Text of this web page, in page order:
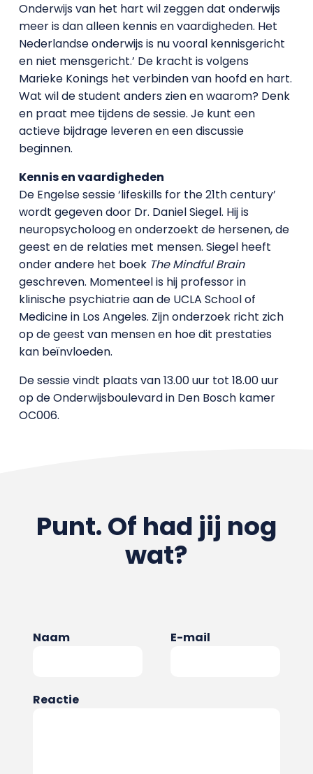
Onderwijs van het hart wil zeggen dat onderwijs
meer is dan alleen kennis en vaardigheden. Het
Nederlandse onderwijs is nu vooral kennisgericht
en niet mensgericht.’ De kracht is volgens
Marieke Konings het verbinden van hoofd en hart.
Wat wil de student anders zien en waarom? Denk
en praat mee tijdens de sessie. Je kunt een
actieve bijdrage leveren en een discussie
beginnen.
Kennis en vaardigheden
De Engelse sessie ‘lifeskills for the 21th century’
wordt gegeven door Dr. Daniel Siegel. Hij is
neuropsycholoog en onderzoekt de hersenen, de
geest en de relaties met mensen. Siegel heeft
onder andere het boek The Mindful Brain
geschreven. Momenteel is hij professor in
klinische psychiatrie aan de UCLA School of
Medicine in Los Angeles. Zijn onderzoek richt zich
op de geest van mensen en hoe dit prestaties
kan beïnvloeden.
De sessie vindt plaats van 13.00 uur tot 18.00 uur
op de Onderwijsboulevard in Den Bosch kamer
OC006.
Punt. Of had jij nog
wat?
Naam E-mail
Reactie